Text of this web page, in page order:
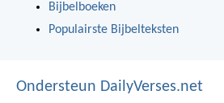
Bijbelboeken
Populairste Bijbelteksten
Ondersteun DailyVerses.net